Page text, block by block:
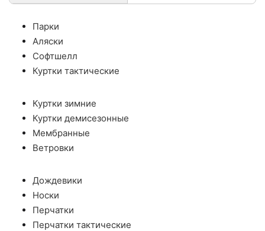
Парки
Аляски
Софтшелл
Куртки тактические
Куртки зимние
Куртки демисезонные
Мембранные
Ветровки
Дождевики
Носки
Перчатки
Перчатки тактические